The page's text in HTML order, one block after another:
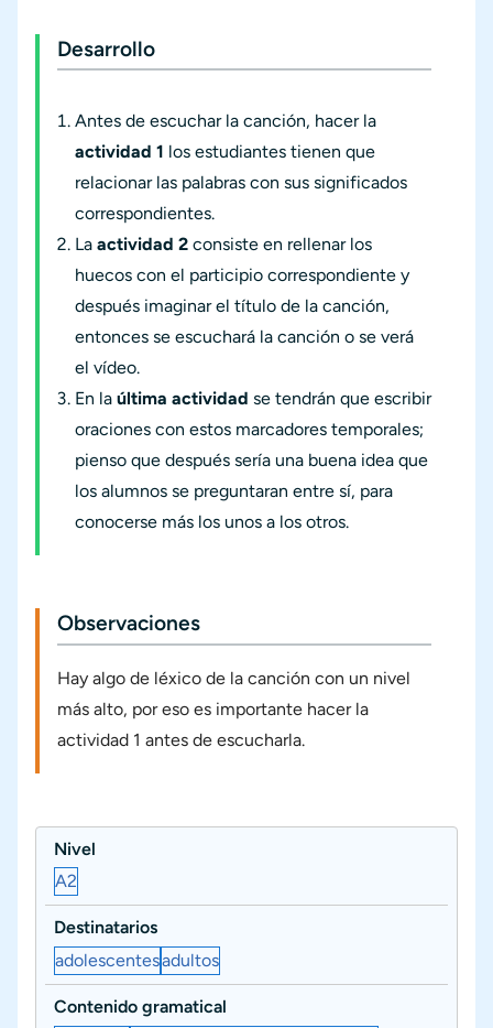
Desarrollo
Antes de escuchar la canción, hacer la
actividad 1 los estudiantes tienen que
relacionar las palabras con sus significados
correspondientes.
La actividad 2 consiste en rellenar los
huecos con el participio correspondiente y
después imaginar el título de la canción,
entonces se escuchará la canción o se verá
el vídeo.
En la última actividad se tendrán que escribir
oraciones con estos marcadores temporales;
pienso que después sería una buena idea que
los alumnos se preguntaran entre sí, para
conocerse más los unos a los otros.
Observaciones
Hay algo de léxico de la canción con un nivel
más alto, por eso es importante hacer la
actividad 1 antes de escucharla.
Nivel
A2
Destinatarios
adolescentesadultos
Contenido gramatical